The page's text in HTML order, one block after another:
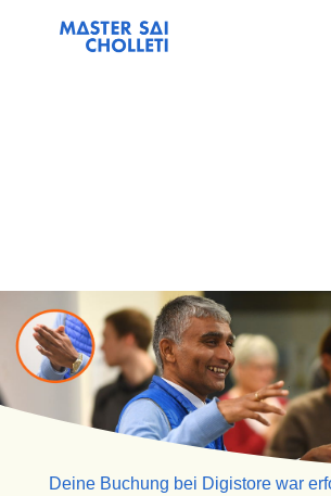
Deine Buchung bei Digistore war